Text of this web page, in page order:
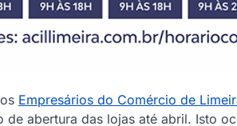
Empresários do Comércio de
de abertura das lojas até abril. Isto